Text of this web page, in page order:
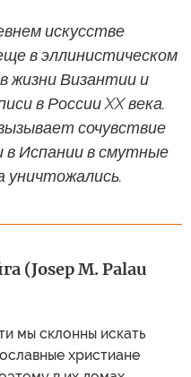
искусстве
в эллинистическом
жизни Византии и
в России XX века.
сочувствие
в Испании в смутные
уничтожались.
(Josep M. Palau
мы склонны искать
христиане